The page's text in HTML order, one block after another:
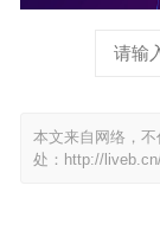
本文来自网络，
处： http://